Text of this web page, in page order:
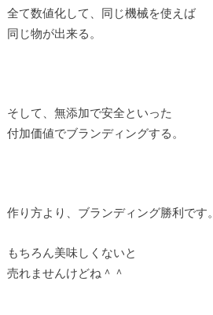
全て数値化して、同じ機械を使えば
同じ物が出来る。
そして、無添加で安全といった
付加価値でブランディングする。
作り方より、ブランディング勝利です。
もちろん美味しくないと
売れませんけどね＾＾